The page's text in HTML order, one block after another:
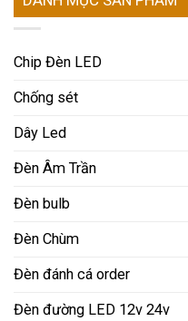
Chip Đèn LED
Chống sét
Dây Led
Đèn Âm Trần
Đèn bulb
Đèn Chùm
Đèn đánh cá order
Đèn đường LED 12v 24v